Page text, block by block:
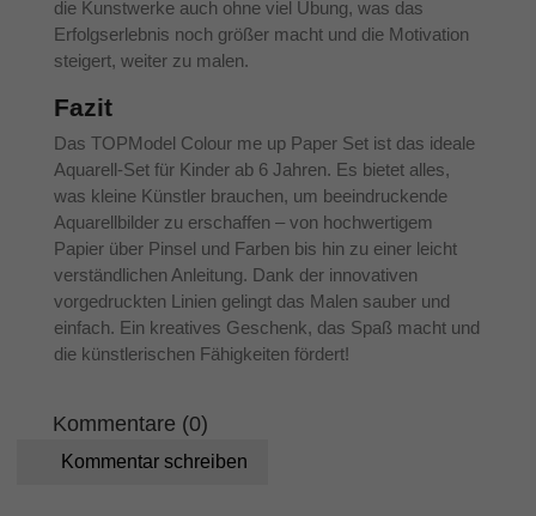
die Kunstwerke auch ohne viel Übung, was das
Erfolgserlebnis noch größer macht und die Motivation
steigert, weiter zu malen.
Fazit
Das TOPModel Colour me up Paper Set ist das ideale
Aquarell-Set für Kinder ab 6 Jahren. Es bietet alles,
was kleine Künstler brauchen, um beeindruckende
Aquarellbilder zu erschaffen – von hochwertigem
Papier über Pinsel und Farben bis hin zu einer leicht
verständlichen Anleitung. Dank der innovativen
vorgedruckten Linien gelingt das Malen sauber und
einfach. Ein kreatives Geschenk, das Spaß macht und
die künstlerischen Fähigkeiten fördert!
Kommentare (0)
Kommentar schreiben